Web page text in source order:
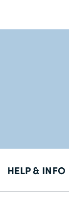
HELP & INFO